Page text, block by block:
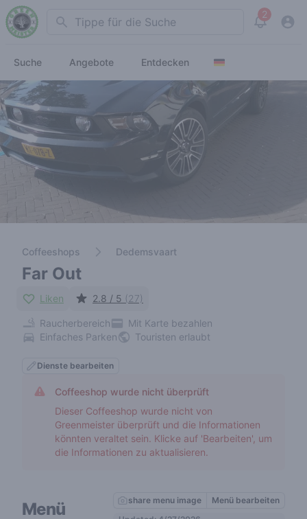
Search 2
View
Suche Angebote Entdecken
Coffeeshops Dedemsvaart
Far Out
Liken 2.8 / 5 (27)
Raucherbereich
Mit Karte bezahlen
Einfaches Parken
Touristen erlaubt
Dienste bearbeiten
Coffeeshop wurde nicht überprüft
Dieser Coffeeshop wurde nicht von
Greenmeister überprüft und die Informationen
könnten veraltet sein. Klicke auf 'Bearbeiten', um
die Informationen zu aktualisieren.
Menü share menu image
Menü bearbeiten